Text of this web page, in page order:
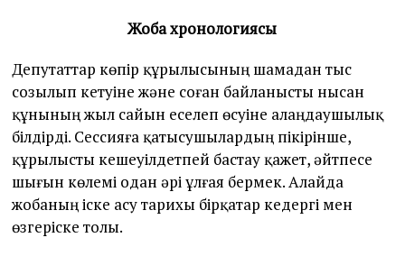
Жоба хронологиясы
Депутаттар көпір құрылысының шамадан тыс
созылып кетуіне және соған байланысты нысан
құнының жыл сайын еселеп өсуіне алаңдаушылық
білдірді. Сессияға қатысушылардың пікірінше,
құрылысты кешеуілдетпей бастау қажет, әйтпесе
шығын көлемі одан әрі ұлғая бермек. Алайда
жобаның іске асу тарихы бірқатар кедергі мен
өзгеріске толы.